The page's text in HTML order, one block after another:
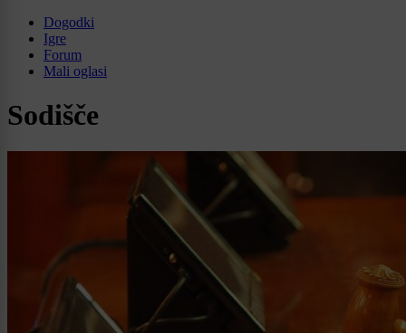
Dogodki
Igre
Forum
Mali oglasi
Sodišče